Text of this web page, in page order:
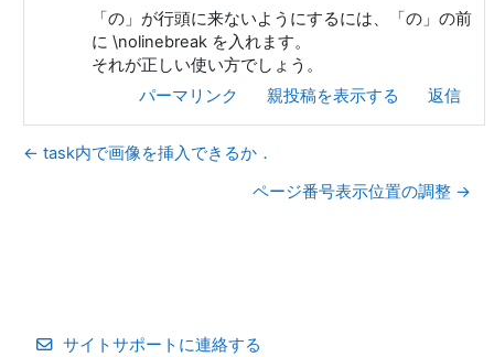
「の」が行頭に来ないようにするには、「の」の前
に \nolinebreak を入れます。
それが正しい使い方でしょう。
パーマリンク
親投稿を表示する 返信
← task内で画像を挿入できるか．
ページ番号表示位置の調整 →
サイトサポートに連絡する